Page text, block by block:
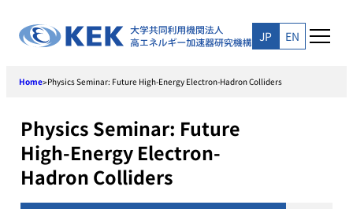
content
JP EN
Home>Physics Seminar: Future High-Energy Electron-Hadron Colliders
Physics Seminar: Future
High-Energy Electron-
Hadron Colliders